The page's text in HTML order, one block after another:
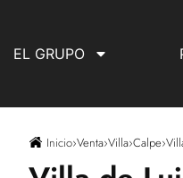
EL GRUPO
Inicio›Venta›Villa›Calpe›